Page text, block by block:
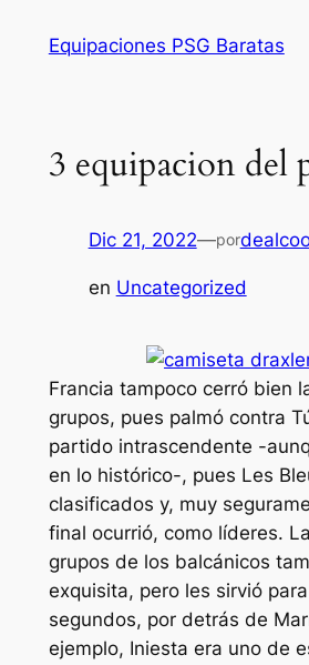
Equipaciones PSG Baratas
3 equipacion del
Dic 21, 2022—por
en Uncategorized
Francia tampoco cerró bien
grupos, pues palmó contra
partido intrascendente -
en lo histórico-, pues Les
clasificados y, muy
final ocurrió, como líderes.
grupos de los balcánicos
exquisita, pero les sirvió
segundos, por detrás de
ejemplo, Iniesta era uno de